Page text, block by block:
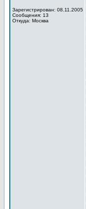
Зарегистрирован: 08.11.2005
Сообщения: 13
Откуда: Москва